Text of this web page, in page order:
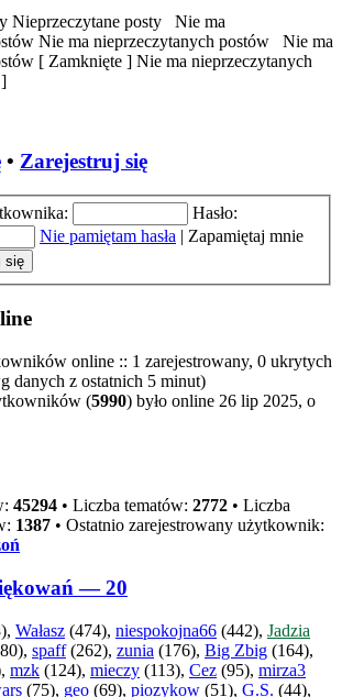
Nieprzeczytane posty Nie ma
Nie ma nieprzeczytanych postów Nie ma
[ Zamknięte ] Nie ma nieprzeczytanych
• Zarejestruj się
Hasło:
Nie pamiętam hasła | Zapamiętaj mnie
online :: 1 zarejestrowany, 0 ukrytych
danych z ostatnich 5 minut)
(5990) było online 26 lip 2025, o
45294 • Liczba tematów: 2772 • Liczba
1387 • Ostatnio zarejestrowany użytkownik:
— 20
Wałasz (474), niespokojna66 (442), Jadzia
spaff(262), zunia (176), Big Zbig (164),
mzk (124), mieczy (113), Cez (95), mirza3
(75), geo (69), piozykow (51), G.S. (44),